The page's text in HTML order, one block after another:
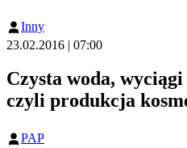
Inny
23.02.2016 | 07:00
Czysta woda,
czyli produkcja
PAP